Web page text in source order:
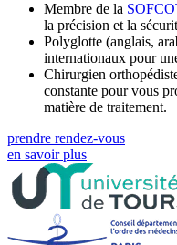
Membre de la
la précision et la
Polyglotte (anglais,
internationaux pour
Chirurgien
constante pour vous
matière de traitement.
prendre rendez-vous
en savoir plus